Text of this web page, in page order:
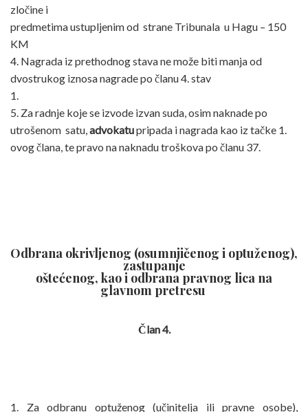
zločine i
predmetima ustupljenim od strane Tribunala u Hagu – 150
KM
4. Nagrada iz prethodnog stava ne može biti manja od
dvostrukog iznosa nagrade po članu 4. stav
1.
5. Za radnje koje se izvode izvan suda, osim naknade po
utrošenom satu,advokatupripada i nagrada kao iz tačke 1.
ovog člana, te pravo na naknadu troškova po članu 37.
Odbrana okrivljenog (osumnjičenog i optuženog),
zastupanje
oštećenog, kao i odbrana pravnog lica na
glavnom pretresu
Član 4.
1. Za odbranu optuženog (učinitelja ili pravne osobe),